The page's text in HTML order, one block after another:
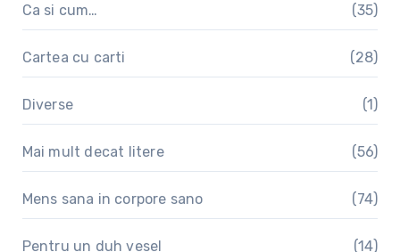
Ca si cum… (35)
Cartea cu carti (28)
Diverse (1)
Mai mult decat litere (56)
Mens sana in corpore sano (74)
Pentru un duh vesel (14)